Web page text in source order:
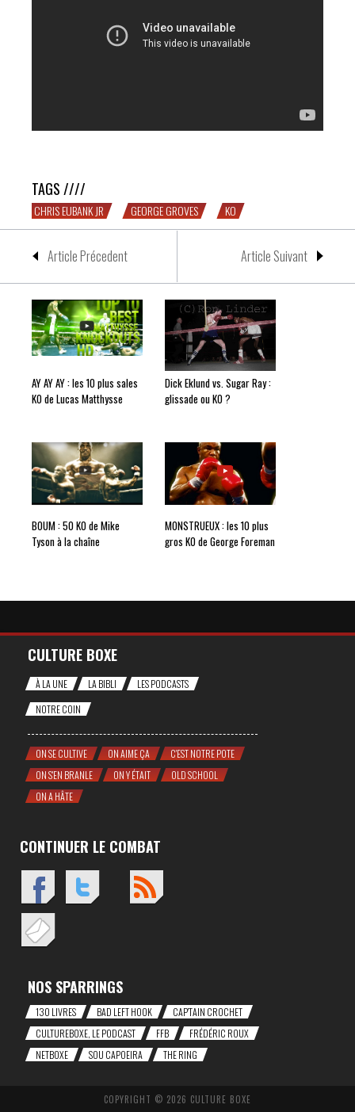
TAGS ////
CHRIS EUBANK JR GEORGE GROVES KO
Article Précedent Article Suivant
AY AY AY : les 10 plus sales
KO de Lucas Matthysse
Dick Eklund vs. Sugar Ray :
glissade ou KO ?
BOUM : 50 KO de Mike
Tyson à la chaîne
MONSTRUEUX : les 10 plus
gros KO de George Foreman
CULTURE BOXE
À LA UNE LA BIBLI
LES PODCASTS
NOTRE COIN
ON SE CULTIVE ON AIME ÇA
C'EST NOTRE POTE
ON S'EN BRANLE
ON Y ÉTAIT
OLD SCHOOL
ON A HÂTE
CONTINUER LE COMBAT
NOS SPARRINGS
130 LIVRES BAD LEFT HOOK
CAP'TAIN CROCHET
CULTUREBOXE, LE PODCAST
FFB
FRÉDÉRIC ROUX
NETBOXE
SOU CAPOEIRA THE RING
COPYRIGHT © 2026 CULTURE BOXE